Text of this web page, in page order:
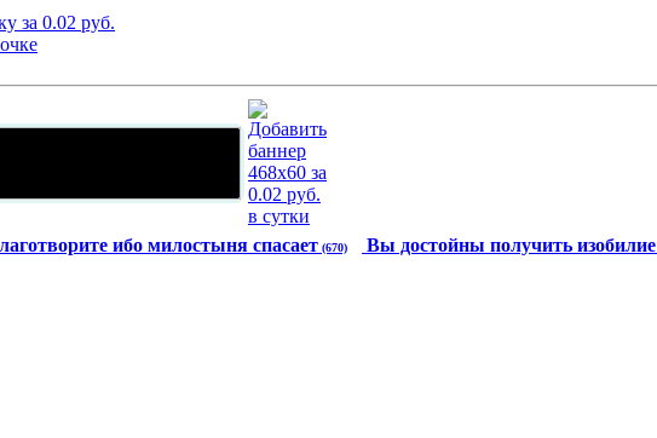
ибо милостыня спасает (670) Вы достойны получить изобилие